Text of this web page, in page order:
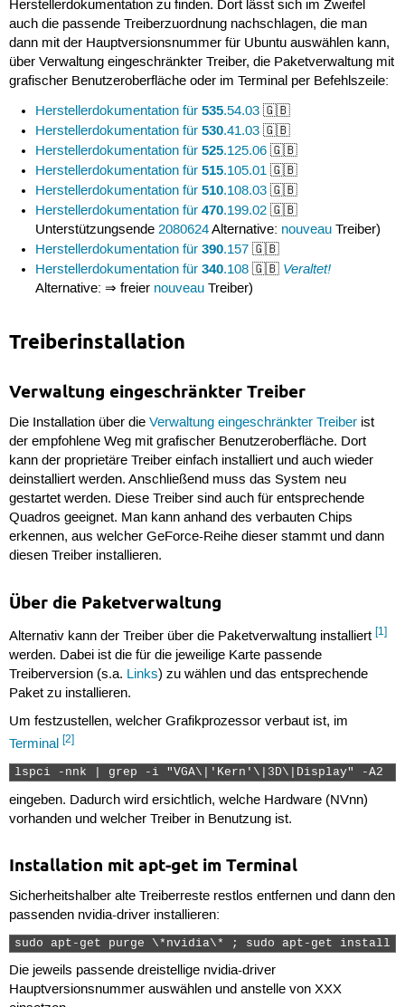
Herstellerdokumentation zu finden. Dort lässt sich im Zweifel
auch die passende Treiberzuordnung nachschlagen, die man
dann mit der Hauptversionsnummer für Ubuntu auswählen kann,
über Verwaltung eingeschränkter Treiber, die Paketverwaltung mit
grafischer Benutzeroberfläche oder im Terminal per Befehlszeile:
Herstellerdokumentation für535.54.03 🇬🇧
Herstellerdokumentation für530.41.03 🇬🇧
Herstellerdokumentation für525.125.06 🇬🇧
Herstellerdokumentation für515.105.01 🇬🇧
Herstellerdokumentation für510.108.03 🇬🇧
Herstellerdokumentation für470.199.02 🇬🇧
Unterstützungsende2080624Alternative: nouveau Treiber)
Herstellerdokumentation für390.157 🇬🇧
Herstellerdokumentation für340.108 🇬🇧 Veraltet!
Alternative: ⇒ freier nouveau Treiber)
Treiberinstallation
Verwaltung eingeschränkter Treiber
Die Installation über die Verwaltung eingeschränkter Treiberist
der empfohlene Weg mit grafischer Benutzeroberfläche. Dort
kann der proprietäre Treiber einfach installiert und auch wieder
deinstalliert werden. Anschließend muss das System neu
gestartet werden. Diese Treiber sind auch für entsprechende
Quadros geeignet. Man kann anhand des verbauten Chips
erkennen, aus welcher GeForce-Reihe dieser stammt und dann
diesen Treiber installieren.
Über die Paketverwaltung
Alternativ kann der Treiber über die Paketverwaltung installiert [1]
werden. Dabei ist die für die jeweilige Karte passende
Treiberversion (s.a. Links) zu wählen und das entsprechende
Paket zu installieren.
Um festzustellen, welcher Grafikprozessor verbaut ist, im
Terminal [2]
lspci -nnk | grep -i "VGA\|'Kern'\|3D\|Display" -A2
eingeben. Dadurch wird ersichtlich, welche Hardware (NVnn)
vorhanden und welcher Treiber in Benutzung ist.
Installation mit apt-get im Terminal
Sicherheitshalber alte Treiberreste restlos entfernen und dann den
passenden nvidia-driver installieren:
sudo apt-get purge \*nvidia\* ; sudo apt-get install
Die jeweils passende dreistellige nvidia-driver
Hauptversionsnummer auswählen und anstelle von XXX